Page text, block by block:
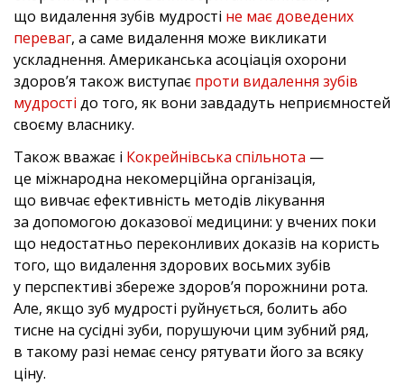
що видалення зубів мудрості не має доведених
переваг, а саме видалення може викликати
ускладнення. Американська асоціація охорони
здоров’я також виступає проти видалення зубів
мудрості до того, як вони завдадуть неприємностей
своєму власнику.
Також вважає і Кокрейнівська спільнота —
це міжнародна некомерційна організація,
що вивчає ефективність методів лікування
за допомогою доказової медицини: у вчених поки
що недостатньо переконливих доказів на користь
того, що видалення здорових восьмих зубів
у перспективі збереже здоров’я порожнини рота.
Але, якщо зуб мудрості руйнується, болить або
тисне на сусідні зуби, порушуючи цим зубний ряд,
в такому разі немає сенсу рятувати його за всяку
ціну.